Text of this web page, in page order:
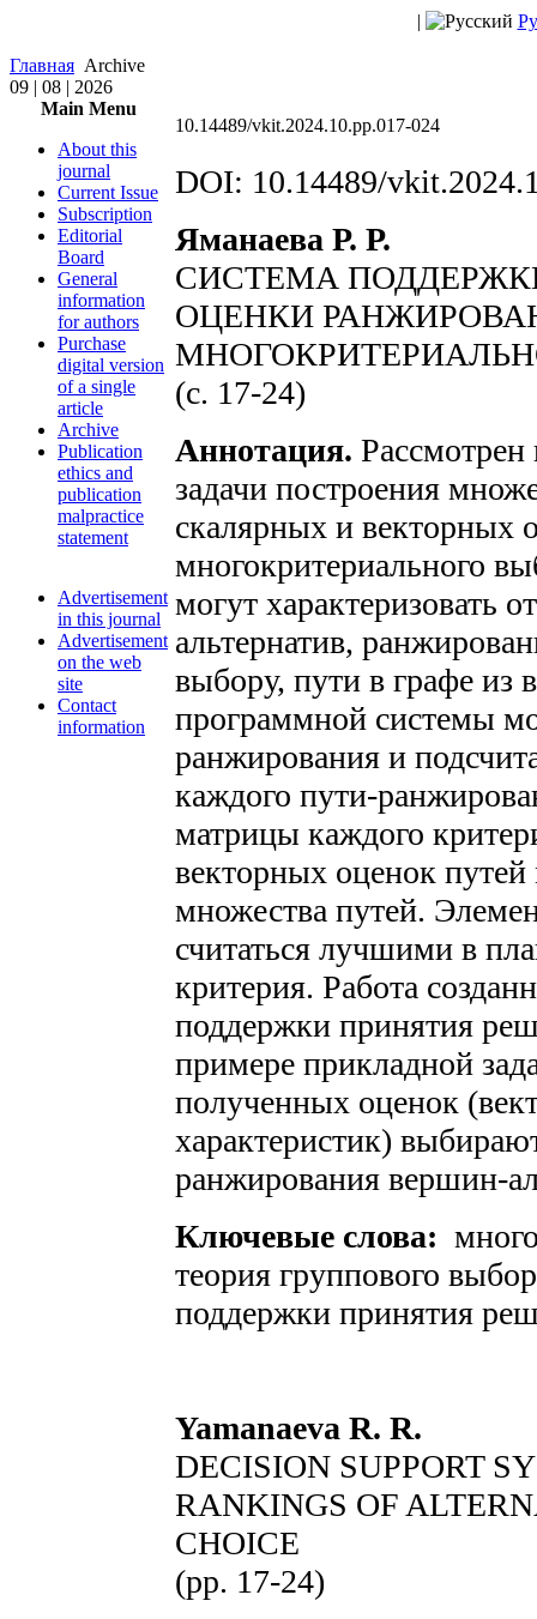
|
Главная Archive
09 | 08 | 2026
Main Menu
About this
journal
Current Issue
Subscription
Editorial
Board
General
information
for authors
Purchase
digital version
of a single
article
Archive
Publication
ethics and
publication
malpractice
statement
Advertisement
in this journal
Advertisement
on the web
site
Contact
information
10.14489/vkit.2024.10.pp.017-024
DOI: 10.14489/
Яманаева Р. Р.
СИСТЕМА
ОЦЕНКИ
(c. 17-24)
Аннотация.
задачи построения
скалярных и векторных
многокритериального
могут характеризовать
альтернатив,
выбору, пути в графе
программной системы
ранжирования и
каждого пути-
матрицы каждого
векторных оценок
множества путей.
считаться лучшими в
критерия. Работа
поддержки принятия
примере прикладной
полученных оценок
характеристик)
ранжирования вершин-
Ключевые слова:
теория группового
поддержки принятия
Yamanaeva R. R.
DECISION SUPPORT
RANKINGS OF
CHOICE
(pp. 17-24)